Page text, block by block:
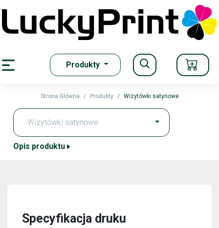
Produkty
Strona Główna Produkty Wizytówki satynowe
Opis produktu
Specyfikacja druku
Prywatności
sposób